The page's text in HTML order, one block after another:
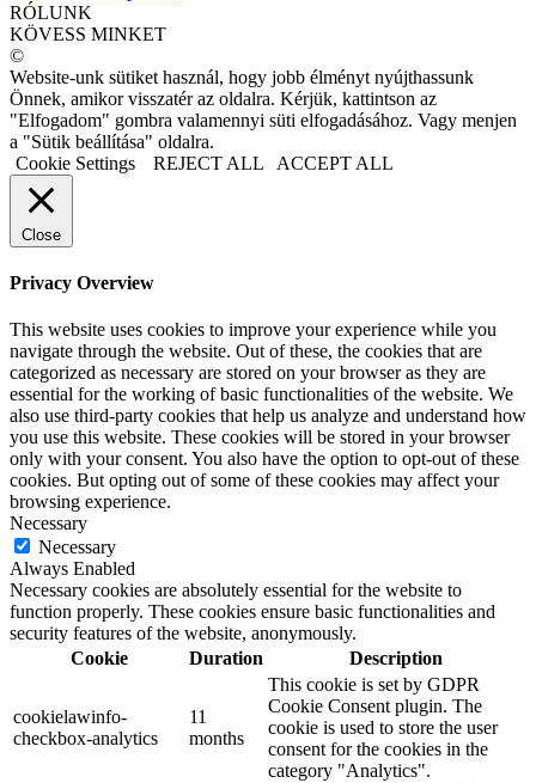
RÓLUNK
KÖVESS MINKET
©
Website-unk sütiket használ, hogy jobb élményt nyújthassunk
Önnek, amikor visszatér az oldalra. Kérjük, kattintson az
"Elfogadom" gombra valamennyi süti elfogadásához. Vagy menjen
a "Sütik beállítása" oldalra.
Cookie Settings
REJECT ALL ACCEPT ALL
Close
Privacy Overview
This website uses cookies to improve your experience while you
navigate through the website. Out of these, the cookies that are
categorized as necessary are stored on your browser as they are
essential for the working of basic functionalities of the website. We
also use third-party cookies that help us analyze and understand how
you use this website. These cookies will be stored in your browser
only with your consent. You also have the option to opt-out of these
cookies. But opting out of some of these cookies may affect your
browsing experience.
Necessary
Necessary
Always Enabled
Necessary cookies are absolutely essential for the website to
function properly. These cookies ensure basic functionalities and
security features of the website, anonymously.
Cookie
Duration Description
cookielawinfo-
checkbox-analytics
11
months
This cookie is set by GDPR
Cookie Consent plugin. The
cookie is used to store the user
consent for the cookies in the
category "Analytics".